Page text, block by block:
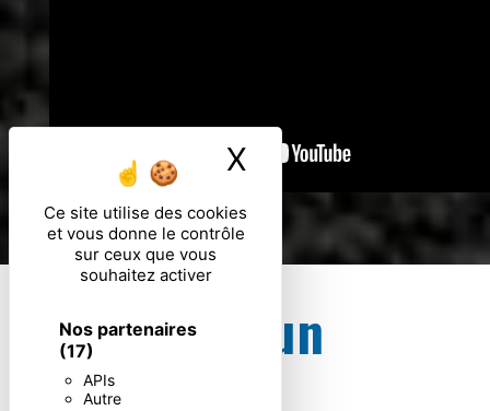
Ce site utilise des cookies
et vous donne le contrôle
sur ceux que vous
souhaitez activer
Nos partenaires
(17)
APIs
Autre
X Masquer le
Besoin d’un
devis ?